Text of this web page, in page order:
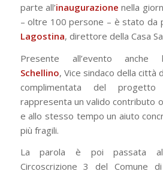
parte all’inaugurazione nella
– oltre 100 persone – è stato da
Lagostina, direttore della Casa
Presente all’evento anche
Schellino, Vice sindaco della città
complimentata del progetto
rappresenta un valido contributo
e allo stesso tempo un aiuto
più fragili.
La parola è poi passata al
Circoscrizione 3 del Comune